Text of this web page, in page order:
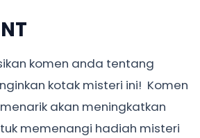
komen anda tentang
kotak misteri ini! Komen
akan meningkatkan
memenangi hadiah misteri